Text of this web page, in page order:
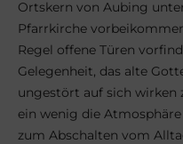
Ortskern von Aubing
Pfarrkirche
Regel offene Türen
Gelegenheit, das alte
ungestört auf sich wirken
ein wenig die
zum Abschalten vom